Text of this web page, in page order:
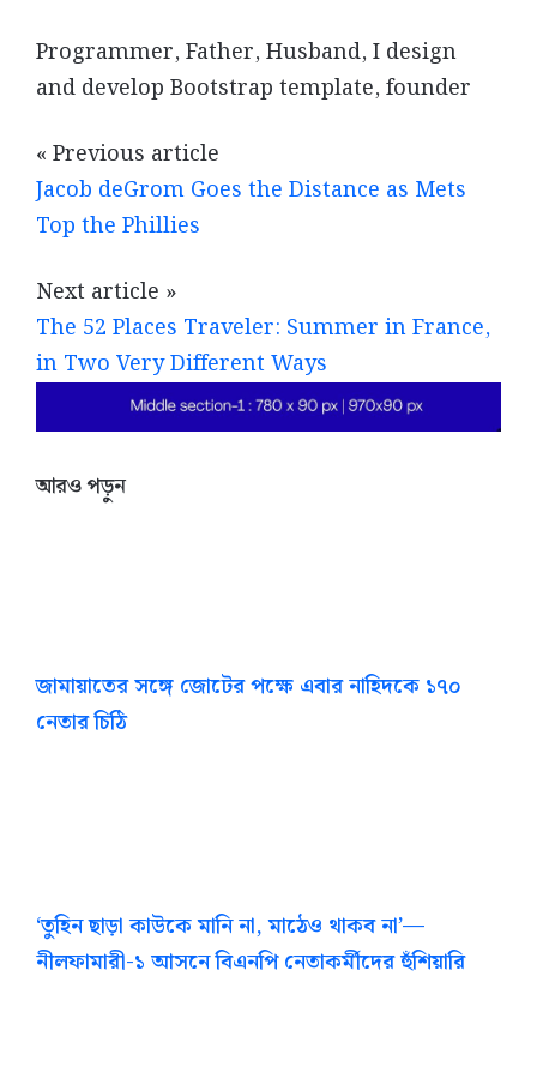
Programmer, Father, Husband, I design
and develop Bootstrap template, founder
« Previous article
Jacob deGrom Goes the Distance as Mets
Top the Phillies
Next article »
The 52 Places Traveler: Summer in France,
in Two Very Different Ways
আরও পড়ুন
জামায়াতের সঙ্গে জোটের পক্ষে এবার নাহিদকে ১৭০
নেতার চিঠি
‘তুহিন ছাড়া কাউকে মানি না, মাঠেও থাকব না’—
নীলফামারী-১ আসনে বিএনপি নেতাকর্মীদের হুঁশিয়ারি